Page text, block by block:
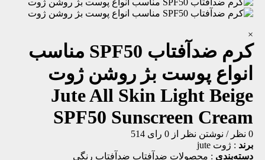
×
کرم ضدآفتاب SPF50 مناسب
انواع پوست بژ روشن ژوت
Jute All Skin Light Beige
SPF50 Sunscreen Cream
0 نظر / نوشتن نظر از 0 رای
514
برند : ژوت jute
دسته‌بندی : محصولات ضدآفتاب ضدآفتاب رنگی